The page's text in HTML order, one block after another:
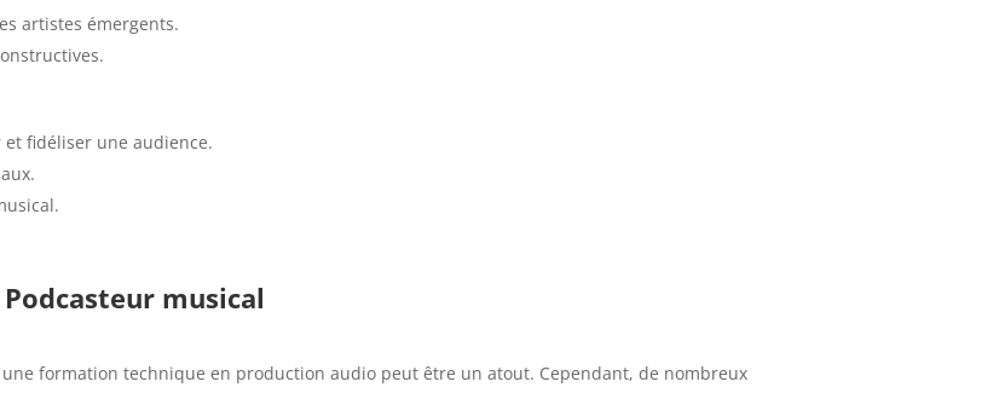
artistes émergents.
fidéliser une audience.
musical
formation technique en production audio peut être un atout. Cependant, de nombreux